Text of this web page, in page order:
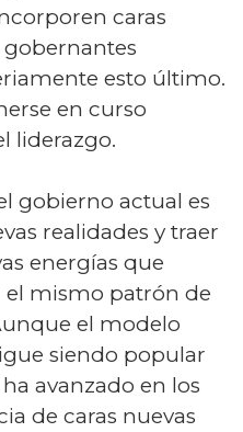
caras
gobernantes
esto último.
en curso
liderazgo.
gobierno actual es
realidades y traer
energías que
mismo patrón de
el modelo
siendo popular
avanzado en los
de caras nuevas